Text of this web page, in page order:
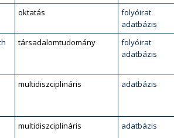
oktatás
folyóirat
adatbázis
társadalomtudomány
folyóirat
adatbázis
multidiszciplináris adatbázis
multidiszciplináris adatbázis